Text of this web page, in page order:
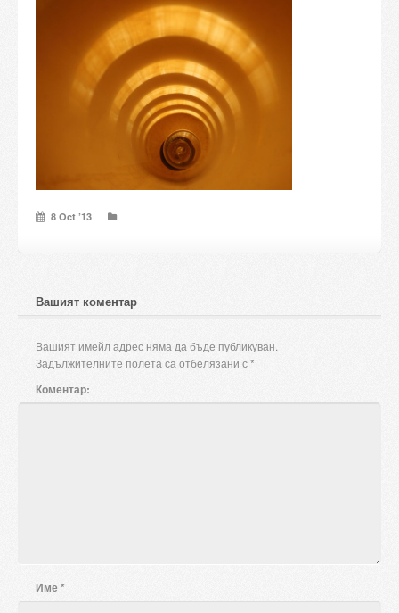
Candles and candle holders
Others
Payment & Shipping
Stores
8 Oct ’13
Вашият коментар
Вашият имейл адрес няма да бъде публикуван.
Задължителните полета са отбелязани с*
Коментар:
Име*